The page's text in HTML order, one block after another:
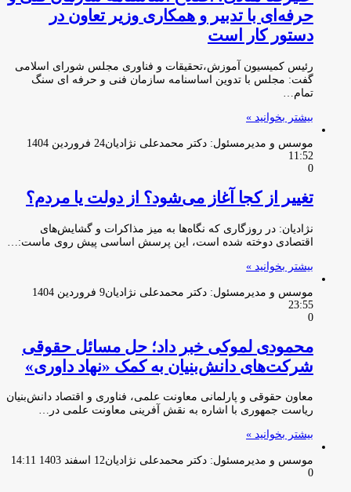
حرفه‌ای با تدبیر و همکاری وزیر تعاون در
دستور کار است
رئیس کمیسیون آموزش،تحقیقات و فناوری مجلس شورای اسلامی
گفت: مجلس با تدوین اساسنامه سازمان فنی و حرفه ای سنگ
تمام…
بیشتر بخوانید »
موسس و مدیرمسئول: دکتر محمدعلی نژادیان
24 فروردین 1404
11:52
0
تغییر از کجا آغاز می‌شود؟ از دولت یا مردم؟
نژادیان: در روزگاری که نگاه‌ها به میز مذاکرات و گشایش‌های
اقتصادی دوخته شده است، این پرسش اساسی پیش روی ماست:…
بیشتر بخوانید »
موسس و مدیرمسئول: دکتر محمدعلی نژادیان
9 فروردین 1404
23:55
0
محمودی لموکی خبر داد؛ حل مسائل حقوقی
شرکت‌های دانش‌بنیان به کمک «نهاد داوری»
معاون حقوقی و پارلمانی معاونت علمی، فناوری و اقتصاد دانش‌بنیان
ریاست جمهوری با اشاره به نقش آفرینی معاونت علمی در…
بیشتر بخوانید »
موسس و مدیرمسئول: دکتر محمدعلی نژادیان12 اسفند 1403 14:11
0